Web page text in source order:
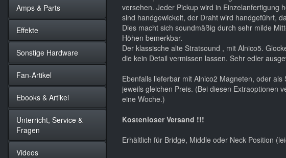
versehen. Jeder Pickup wird in Einzelanfertigung
sind handgewickelt, der Draht wird handgeführt,
Dies macht sich soundmäßig durch sehr milde
Höhen bemerkbar.
Der klassische alte Stratsound , mit Alnico5.
die kein Detail vermissen lassen. Sehr edler
Ebenfalls lieferbar mit Alnico2 Magneten, oder als
jeweils gleichen Preis. (Bei diesen Extraoptionen
eine Woche.)
Kostenloser Versand !!!
Erhältlich für Bridge, Middle oder Neck Position
Amps & Parts
Effekte
Sonstige Hardware
Fan-Artikel
Ebooks & Artikel
Unterricht, Service &
Fragen
Videos